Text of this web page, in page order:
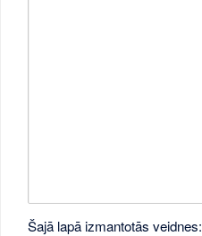
Šajā lapā izmantotās veidnes: